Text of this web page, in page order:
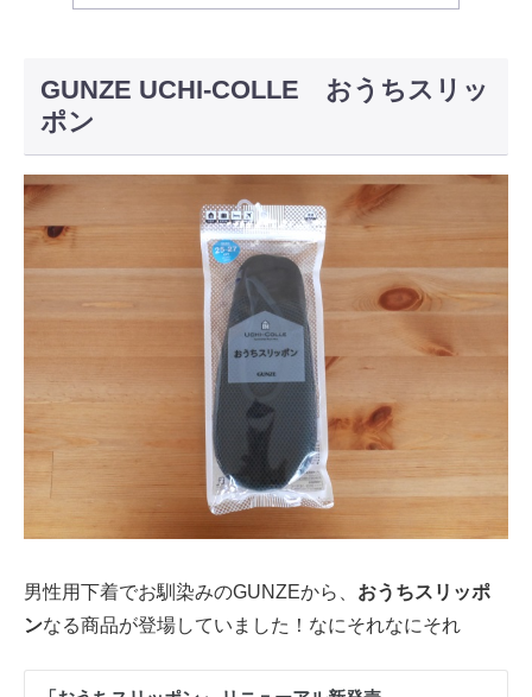
GUNZE UCHI-COLLE おうちスリッ
ポン
男性用下着でお馴染みのGUNZEから、 おうちスリッポ
ンなる商品が登場していました！なにそれなにそれ